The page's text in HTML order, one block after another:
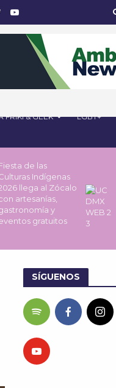
FRIKI & GEEK LGBT+
de las
Indígenas
llega al Zócalo
artesanías,
y
gratuitos
SÍGUENOS